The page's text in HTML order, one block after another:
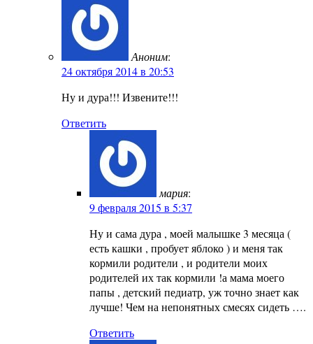
Аноним:
24 октября 2014 в 20:53
Ну и дура!!! Извените!!!
Ответить
мария:
9 февраля 2015 в 5:37
Ну и сама дура , моей малышке 3 месяца (
есть кашки , пробует яблоко ) и меня так
кормили родители , и родители моих
родителей их так кормили !а мама моего
папы , детский педиатр, уж точно знает как
лучше! Чем на непонятных смесях сидеть ….
Ответить